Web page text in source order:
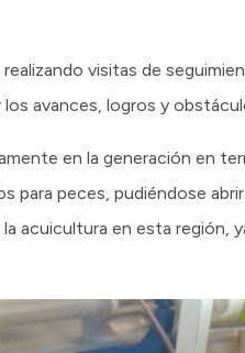
realizando visitas de
avances, logros y
en la generación en
para peces, pudiéndose
acuicultura en esta región,